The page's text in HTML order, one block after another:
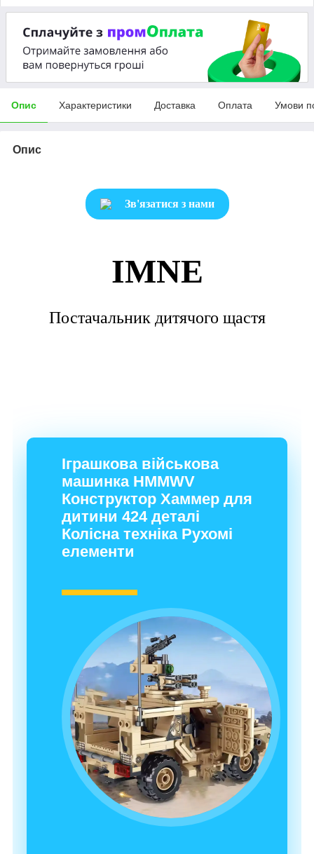
Опис Характеристики Доставка Оплата Умови
Опис
Зв'язатися з нами
IMNE
Постачальник дитячого щастя
Іграшкова військова
машинка HMMWV
Конструктор Хаммер для
дитини 424 деталі
Колісна техніка Рухомі
елементи